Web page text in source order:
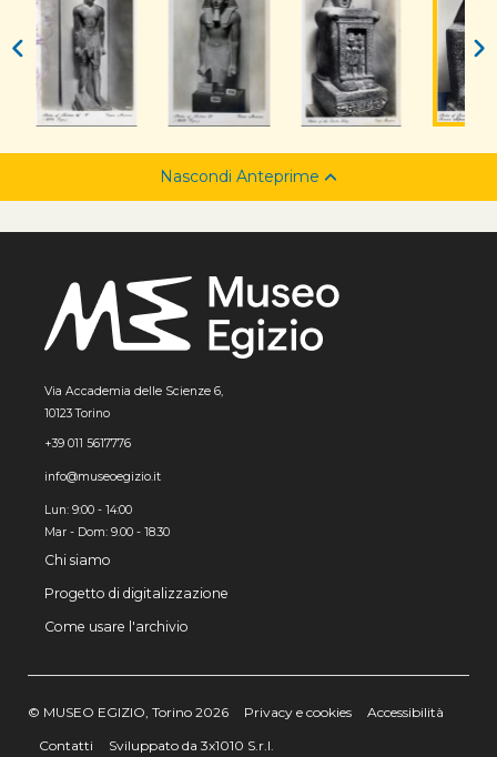
Nascondi Anteprime
Via Accademia delle Scienze 6,
10123 Torino
+39 011 5617776
info@museoegizio.it
Lun: 9:00 - 14:00
Mar - Dom: 9.00 - 18.30
Chi siamo
Progetto di digitalizzazione
Come usare l'archivio
© MUSEO EGIZIO, Torino 2026 Privacy e cookies
Accessibilità
Contatti
Sviluppato da 3x1010 S.r.l.